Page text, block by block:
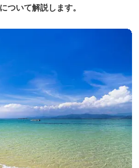
ついて解説します。